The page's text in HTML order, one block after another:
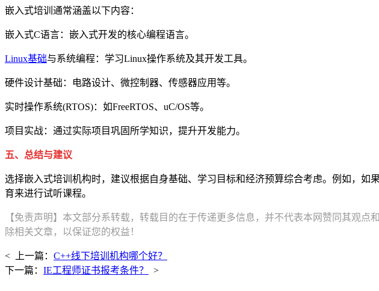
嵌入式培训通常涵盖以下内容：
嵌入式C语言：嵌入式开发的核心编程语言。
Linux基础与系统编程：学习Linux操作系统及其开发工具。
硬件设计基础：电路设计、微控制器、传感器应用等。
实时操作系统(RTOS)：如FreeRTOS、uC/OS等。
项目实战：通过实际项目巩固所学知识，提升开发能力。
五、总结与建议
选择嵌入式培训机构时，建议根据自身基础、学习目标和经济预算综合考虑。例如，
育来进行试听课程。
【免责声明】本文部分系转载，转载目的在于传递更多信息，并不代表本网赞同其观
除相关文章，以保证您的权益！
< 上一篇： C++线下培训机构哪个好？
下一篇： IE工程师证书报考条件？ >